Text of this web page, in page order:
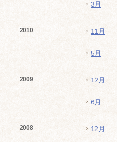
3月
2010 11月
5月
2009 12月
6月
2008 12月